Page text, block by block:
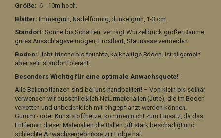
Größe: 6 - 10m hoch.
Blätter: Immergrün, Nadelförmig, dunkelgrün, 1-3 cm.
Standort: Sonne bis Schatten, verträgt Wurzeldruck großer Bäume,
gutes Ausschlagsvermögen, Frosthart, Staunässe vermeiden.
Boden: Liebt frische bis feuchte, kalkhaltige Böden. Ist allgemein
aber sehr standorttolerant.
Besonders Wichtig für eine optimale Anwachsquote!
Alle Ballenpflanzen sind bei uns handballiert! – Von klein bis solitär
verwenden wir ausschließlich Naturmaterialien (Jute), die im Boden
verrotten und unbedenklich mit eingepflanzt werden können.
Gummi - oder Kunststoffnetze, kommen nicht zum Einsatz, da das
Entfernen dieser Materialien die Ballen oft stark beschädigt und
schlechte Anwachsergebnisse zur Folge hat.